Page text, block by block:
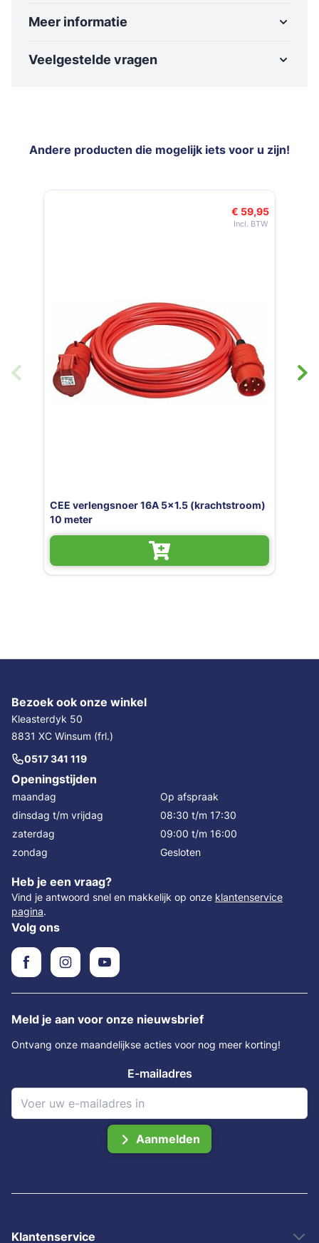
Meer informatie
Veelgestelde vragen
Andere producten die mogelijk iets voor u zijn!
Navigeren door de elementen van de carrousel is mogelijk met
Druk om carrousel over te slaan
Druk op om naar carrouselnavigatie te gaan
16A 5x1.5 (krachtstroom)
Niet op voorraad
Verlengsnoer /
Bezoek ook onze winkel
Kleasterdyk 50
8831 XC Winsum (frl.)
0517 341 119
Openingstijden
maandag
Op afspraak
dinsdag t/m vrijdag
08:30 t/m 17:30
zaterdag
09:00 t/m 16:00
zondag
Gesloten
Heb je een vraag?
Vind je antwoord snel en makkelijk op onze klantenservice
pagina.
Volg ons
Meld je aan voor onze nieuwsbrief
Ontvang onze maandelijkse acties voor nog meer korting!
E-mailadres
Aanmelden
Klantenservice